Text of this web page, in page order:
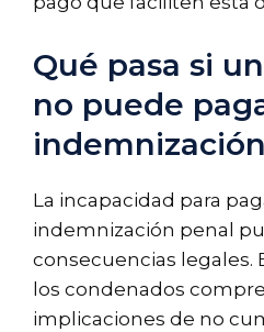
Qué pasa si
no puede
indemnización
La incapacidad para
indemnización penal
consecuencias legales.
los condenados
implicaciones de no